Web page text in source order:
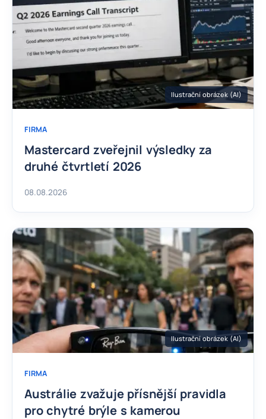
Ilustrační obrázek (AI)
FIRMA
Mastercard zveřejnil výsledky za
druhé čtvrtletí 2026
08.08.2026
Ilustrační obrázek (AI)
FIRMA
Austrálie zvažuje přísnější pravidla
pro chytré brýle s kamerou